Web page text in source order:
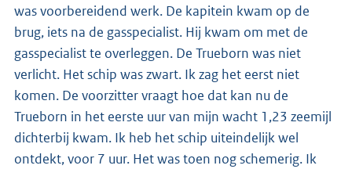
was voorbereidend werk. De kapitein kwam op de
brug, iets na de gasspecialist. Hij kwam om met de
gasspecialist te overleggen. De Trueborn was niet
verlicht. Het schip was zwart. Ik zag het eerst niet
komen. De voorzitter vraagt hoe dat kan nu de
Trueborn in het eerste uur van mijn wacht 1,23 zeemijl
dichterbij kwam. Ik heb het schip uiteindelijk wel
ontdekt, voor 7 uur. Het was toen nog schemerig. Ik